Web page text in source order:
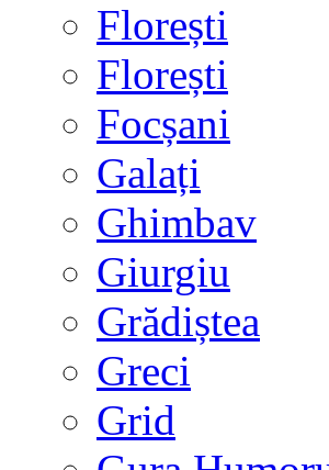
Florești
Florești
Focșani
Galați
Ghimbav
Giurgiu
Grădiștea
Greci
Grid